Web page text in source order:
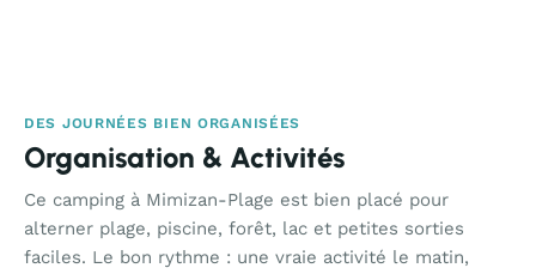
DES JOURNÉES BIEN ORGANISÉES
Organisation & Activités
Ce camping à Mimizan-Plage est bien placé pour
alterner plage, piscine, forêt, lac et petites sorties
faciles. Le bon rythme : une vraie activité le matin,